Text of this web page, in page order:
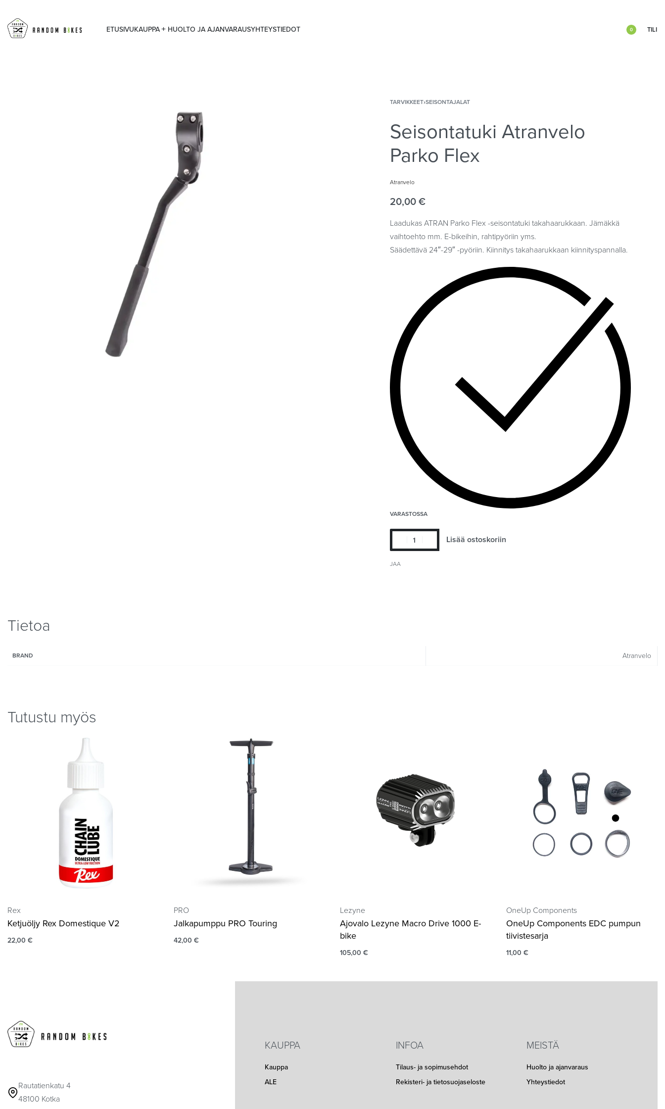
ETUSIVUKAUPPA HUOLTO JA AJANVARAUSYHTEYSTIEDOT 0 TILI
TARVIKKEET›SEISONTAJALAT
Seisontatuki Atranvelo
Parko Flex
Atranvelo
20,00 €
Laadukas ATRAN Parko Flex -seisontatuki takahaarukkaan. Jämäkkä
vaihtoehto mm. E-bikeihin, rahtipyöriin yms.
Säädettävä 24″-29″ -pyöriin. Kiinnitys takahaarukkaan kiinnityspannalla.
VARASTOSSA
Lisää ostoskoriin
JAA
Tietoa
BRAND Atranvelo
Tutustu myös
Rex
Ketjuöljy Rex Domestique V2
22,00 €
PRO
Jalkapumppu PRO Touring
42,00 €
Lezyne
Ajovalo Lezyne Macro Drive 1000 E-
bike
105,00 €
OneUp Components
OneUp Components EDC pumpun
tiivistesarja
11,00 €
Rautatienkatu 4
48100 Kotka
KAUPPA
Kauppa
ALE
INFOA
Tilaus- ja sopimusehdot
Rekisteri- ja tietosuojaseloste
MEISTÄ
Huolto ja ajanvaraus
Yhteystiedot